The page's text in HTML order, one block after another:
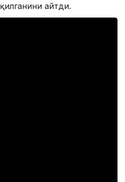
айтди.